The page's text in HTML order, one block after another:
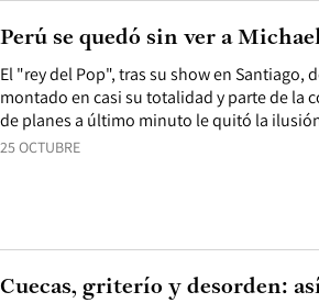
25 OCTUBRE
El "rey del Pop", tras su show en Santiago,
montado en casi su totalidad y parte de la
de planes a último minuto le quitó la
Perú se quedó sin ver a
Cuecas, griterío y desorden: